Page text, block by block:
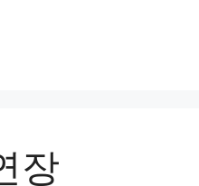
장